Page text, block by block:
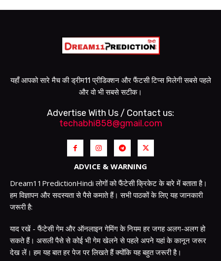
यहाँ आपको सारे मैच की ड्रीम11 प्रीडिक्शन और फैंटसी टिप्स मिलेगी सबसे पहले
और वो भी सबसे सटीक।
Advertise With Us / Contact us:
techabhi858@gmail.com
ADVICE & WARNING
Dream11PredictionHindi लोगों को फैंटेसी क्रिकेट के बारे में बताता है।
हम विज्ञापन और सदस्यता से पैसे कमाते हैं। सभी पाठकों के लिए यह जानकारी
जरूरी है:
याद रखें - फैंटेसी गेम और ऑनलाइन गेमिंग के नियम हर जगह अलग-अलग हो
सकते हैं। असली पैसे से कोई भी गेम खेलने से पहले अपने यहां के कानून जरूर
देख लें। हम यह बात हर पेज पर लिखते हैं क्योंकि यह बहुत जरूरी है।